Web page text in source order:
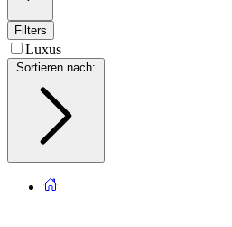
Filters
Luxus
Sortieren nach